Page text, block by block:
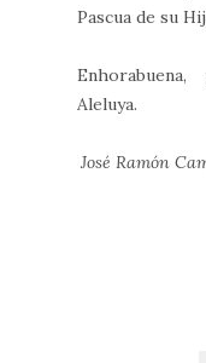
Pascua de su
Aleluya.
José Ramón